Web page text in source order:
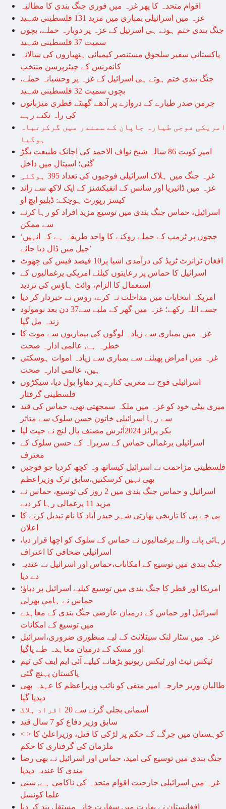
اقوام متحدہ کا پھر غزہ میں فوری جنگ بندی کا مطالبہ
غزہ میں اسرائیلی بمباری میں مزید 131 فلسطینی شہید
جنگ بندی ختم ہوتے ہی اسرئیل کے غزہ پر دوبارہ حملے، بچوں
سمیت 37 فلسطینی شہید
پاکستانی سفیر سلجوق مستنصر کیمیائی ہتھیاروں کی سالانہ
کانفرنس کے چیئرپرسن منتخب
جنگ بندی ختم ہوتے ہی اسرائیل کے غزہ پر وحشیانہ حملے،
بچوں سمیت 32 فلسطینی شہید
جرمن صدر طیارے کے دروازے پر آدھے گھنٹے قطری میزبانوں
کی راہ تکتے رہے
امریکی فوجی طیارہ جاپان کے سمندر میں گرکرتباہ
ہوگیا
امیرِ کویت 86 سالہ شیخ نواف الاحمد کی اچانک طبیعت بگڑ
گئی؛ اسپتال میں داخل
غزہ جنگ میں ہلاک اسرائیلی فوجیوں کی تعداد 395 ہوگئی
غزہ میں ڈائیریا اور سانس کے انفیکشنز کے ایک لاکھ سے زائد
کیسز رپورٹ ہوچکے: ڈبلیو ایچ او
اسرائیل، حماس جنگ بندی میں توسیع مزید افراد کو رہا کرنے
سے ممکن
‘ججوں پر ٹرمپ کے حملے روکنے کا واحد طریقہ ہے کہ انہیں
جیل میں ڈال دیا جائے’
افغان ٹرانزٹ ٹریڈ کی درآمدی اشیا پر10 فیصد فیس کی چھوٹ
اسرائیل کا حماس پر رعایتوں کیلئے امریکی یرغمالیوں کے
استعمال کا الزام، وائٹ ہاؤس کی تردید
امریکہ انتخابات میں مداخلت نہ کرے، روس نے خبردار کر دیا
جسے اللہ رکھے؛ غزہ میں گھر کے ملبے سے37 دن بعد نومولود
زندہ مل گیا
غزہ میں بمباری سے زیادہ لوگوں کی بیماریوں سے موت کا
خطرہ ہے, عالمی ادارہ صحت
غزہ میں امراض پھیلنے سے بمباری سے زیادہ اموات ہوسکتی
ہیں، عالمی ادارہ صحت
اسرائیلی فوج نے مغربی کنارے پر دھاوا بول دیا، سیکڑوں
فلسطینی گرفتار
میری بیٹی خود کو غزہ میں ملکہ سمجھتی تھی، حماس کی قید
سے رہا اسرائیلی خاتون حسن سلوک سے متاثر
بکر پرائز 2024آئرش مصنف پال لنچ نے جیت لیا
اسرائیلی یرغمالی حماس کے سربراہ کے حسن سلوک کے
معترف
فلسطینی مزاحمت نے اسرائیل کیساتھ وہ کچھ کردیا جو فوجیں
بھی نہیں کرسکتیں،سابق ترک وزیراعظم
اسرائیل و حماس جنگ بندی میں 2 روز کی توسیع، حماس نے
مزید 11 یرغمالی رہا کر دیے
بی جے پی کا تاریخی بھارتی شہر حیدر آباد کا نام تبدیل کرنے کا
اعلان
رہائی پانے والے یرغمالیوں نے حماس کے سلوک کو اچھا قرار دیا،
اسرائیلی صحافی کا اعتراف
جنگ بندی میں توسیع کے امکانات،حماس اور اسرائیل نے عندیہ
دے دیا
امریکا اور قطر کا جنگ بندی میں توسیع کیلیے اسرائیل پر دباؤ؛
حماس نے ہامی بھرلی
اسرائیل اور حماس کے درمیان عارضی جنگ بندی کے معاہدے
میں توسیع کے امکانات
غزہ میں سٹار لنک سیٹلائٹ کے لیے منظوری ضروری،اسرائیل
اور مسک کے درمیان معاہدہ طے پاگیا
ٹیکس نیٹ اور ٹیکس ریونیو بڑھانے کیلیے آئی ایم ایف کی ٹیم
پاکستان پہنچ گئی
طالبان وزیر خارجہ امیر متقی کو نائب وزیراعظم کا عہدہ بھی
دیدیا گیا
آسمانی بجلی گرنے سے 20 افراد ہلاک
سابق وزیر دفاع کو 7 سال قید
< > کوہستان میں جرگے کے حکم پر لڑکی کا قتل، وزیراعلیٰ کا
ملزمان کی گرفتاری کا حکم
جنگ بندی میں توسیع کی امید، حماس اور اسرائیل نے بھی رضا
مندی کا عندیہ دیدیا
غزہ میں اسرائیلی جارحیت اقوام متحدہ کی ناکامی ہے, سنی
علما کونسل
افغانستان نے بھارت میں سفارت خانہ مستقل بند کر دیا